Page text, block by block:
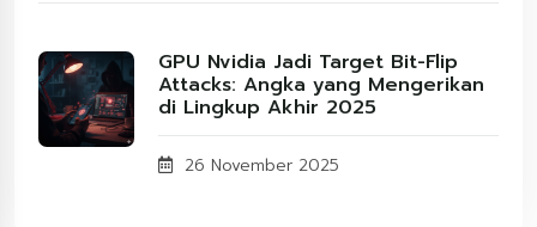
GPU Nvidia Jadi Target Bit-Flip
Attacks: Angka yang Mengerikan
di Lingkup Akhir 2025
26 November 2025